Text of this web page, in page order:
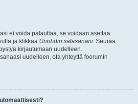
ei voida palauttaa, se voidaan asettaa
ja klikkaa Unohdin salasanani. Seuraa
kirjautumaan uudelleen.
uudelleen, ota yhteyttä foorumin